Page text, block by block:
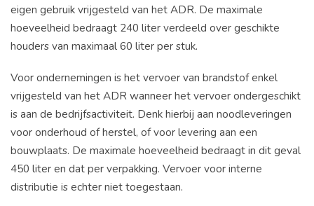
eigen gebruik vrijgesteld van het ADR. De maximale
hoeveelheid bedraagt 240 liter verdeeld over geschikte
houders van maximaal 60 liter per stuk.
Voor ondernemingen is het vervoer van brandstof enkel
vrijgesteld van het ADR wanneer het vervoer ondergeschikt
is aan de bedrijfsactiviteit. Denk hierbij aan noodleveringen
voor onderhoud of herstel, of voor levering aan een
bouwplaats. De maximale hoeveelheid bedraagt in dit geval
450 liter en dat per verpakking. Vervoer voor interne
distributie is echter niet toegestaan.